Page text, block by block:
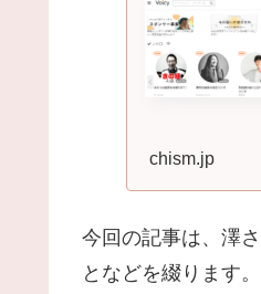
chism.jp
今回の記事は、澤
となどを綴ります。